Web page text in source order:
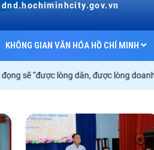
KHÔNG GIAN VĂN HÓA HỒ CHÍ MINH
lòng dân, được lòng doanh nghiệp”